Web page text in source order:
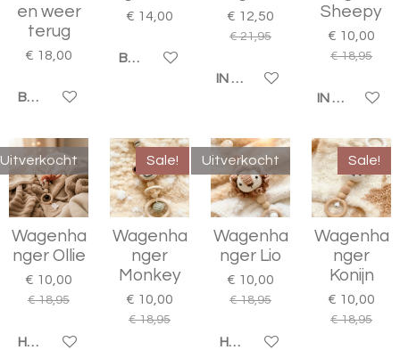
en weer
terug
€ 18,00
BEKIJK DETAILS
€ 14,00
BEKIJK DETAILS
€ 12,50
€ 21,95
IN WINKELWAGEN
Sheepy
€ 10,00
€ 18,95
IN
Uitverkocht
Wagenha
nger Ollie
€ 10,00
€ 18,95
HOUD MIJ OP DE HOOGTE
Sale!
Wagenha
nger
Monkey
€ 10,00
€ 18,95
Uitverkocht
Wagenha
nger Lio
€ 10,00
€ 18,95
HOUD MIJ OP DE HOOGTE
Sale!
Wagenha
nger
Konijn
€ 10,00
€ 18,95